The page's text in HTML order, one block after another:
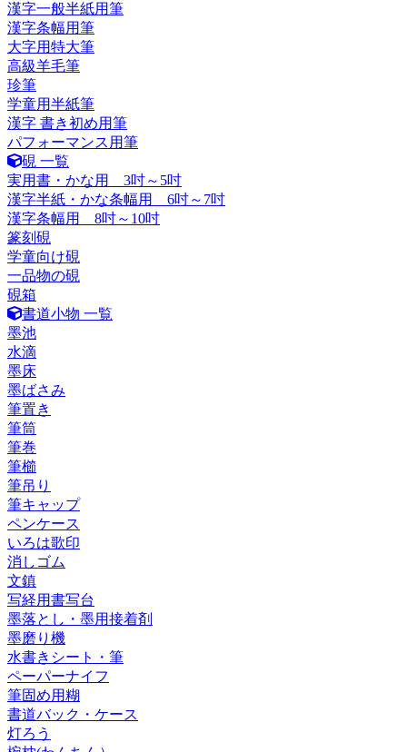
漢字一般半紙用筆
漢字条幅用筆
大字用特大筆
高級羊毛筆
珍筆
学童用半紙筆
漢字 書き初め用筆
パフォーマンス用筆
硯 一覧
実用書・かな用 3吋～5吋
漢字半紙・かな条幅用 6吋～7吋
漢字条幅用 8吋～10吋
篆刻硯
学童向け硯
一品物の硯
硯箱
書道小物 一覧
墨池
水滴
墨床
墨ばさみ
筆置き
筆筒
筆巻
筆櫛
筆吊り
筆キャップ
ペンケース
いろは歌印
消しゴム
文鎮
写経用書写台
墨落とし・墨用接着剤
墨磨り機
水書きシート・筆
ペーパーナイフ
筆固め用糊
書道バック・ケース
灯ろう